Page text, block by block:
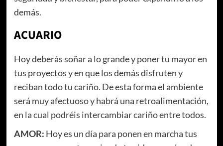
demás.
ACUARIO
Hoy deberás soñar a lo grande y poner tu mayor en
tus proyectos y en que los demás disfruten y
reciban todo tu cariño. De esta forma el ambiente
será muy afectuoso y habrá una retroalimentación,
en la cual podréis intercambiar cariño entre todos.
AMOR: Hoy es un día para ponen en marcha tus